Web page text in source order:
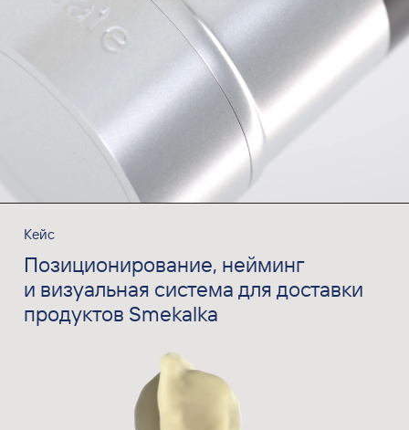
Кейс
Позиционирование, нейминг
и визуальная система для доставки
продуктов Smekalka